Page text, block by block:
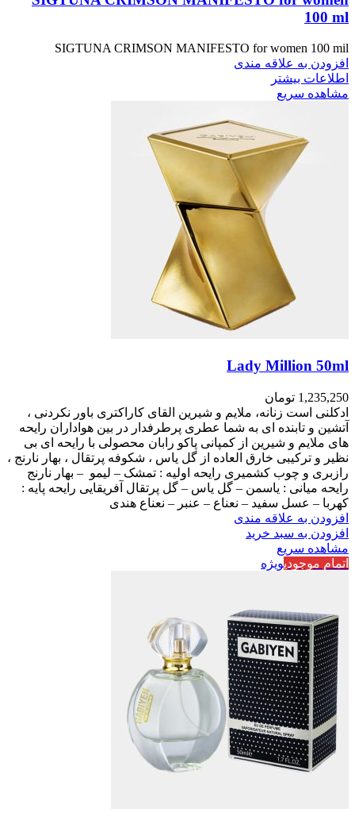
100 ml
SIGTUNA CRIMSON MANIFESTO for women 100 mil
افزودن به علاقه مندی
اطلاعات بیشتر
مشاهده سریع
Lady Million 50ml
1,235,250 تومان
ادکلنی است زنانه، ملایم و شیرین القای کاراکتری باور نکردنی ،
آتشین و تابنده ای به شما عطری پرطرفدار در بین هواداران رایحه
های ملایم و شیرین از کمپانی پاکو رابان محصولی با رایحه ای بی
نظیر و ترکیبی خارق العاده از گل یاس ، شکوفه پرتقال ، بهار نارنج ،
رازبری و چوب کشمیری رایحه اولیه : تمشک – لیمو – بهار نارنج
رایحه میانی : یاسمن – گل یاس – گل پرتقال آفریقایی رایحه پایه :
کهربا – عسل سفید – نعناع – عنبر – نعناع هندی
افزودن به علاقه مندی
افزودن به سبد خرید
مشاهده سریع
اتمام موجودیویژه